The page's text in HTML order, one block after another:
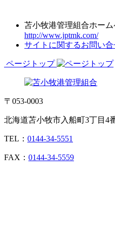
苫小牧港管理組合ホーム
http://www.jptmk.com/
サイトに関するお問い
ページトップ
〒053-0003
北海道苫小牧市入船町3丁目4
TEL： 0144-34-5551
FAX： 0144-34-5559